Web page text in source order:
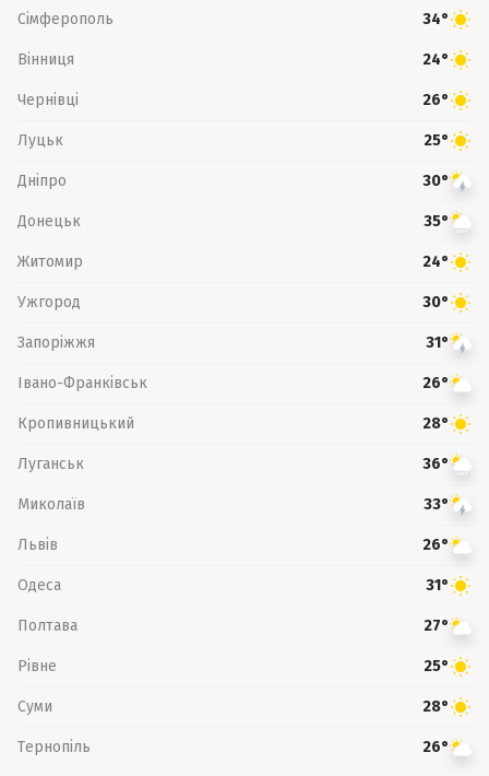
Сімферополь 34°
Вінниця 24°
Чернівці 26°
Луцьк 25°
Дніпро 30°
Донецьк 35°
Житомир 24°
Ужгород 30°
Запоріжжя 31°
Івано-Франківськ 26°
Кропивницький 28°
Луганськ 36°
Миколаїв 33°
Львів 26°
Одеса 31°
Полтава 27°
Рівне 25°
Суми 28°
Тернопіль 26°